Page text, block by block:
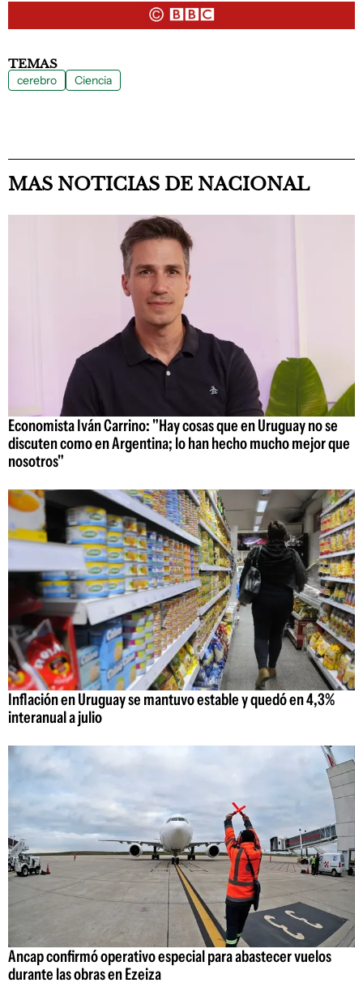
TEMAS
cerebro Ciencia
MAS NOTICIAS DE NACIONAL
Economista Iván Carrino: "Hay cosas que en Uruguay no se
discuten como en Argentina; lo han hecho mucho mejor que
nosotros"
Inflación en Uruguay se mantuvo estable y quedó en 4,3%
interanual a julio
Ancap confirmó operativo especial para abastecer vuelos
durante las obras en Ezeiza